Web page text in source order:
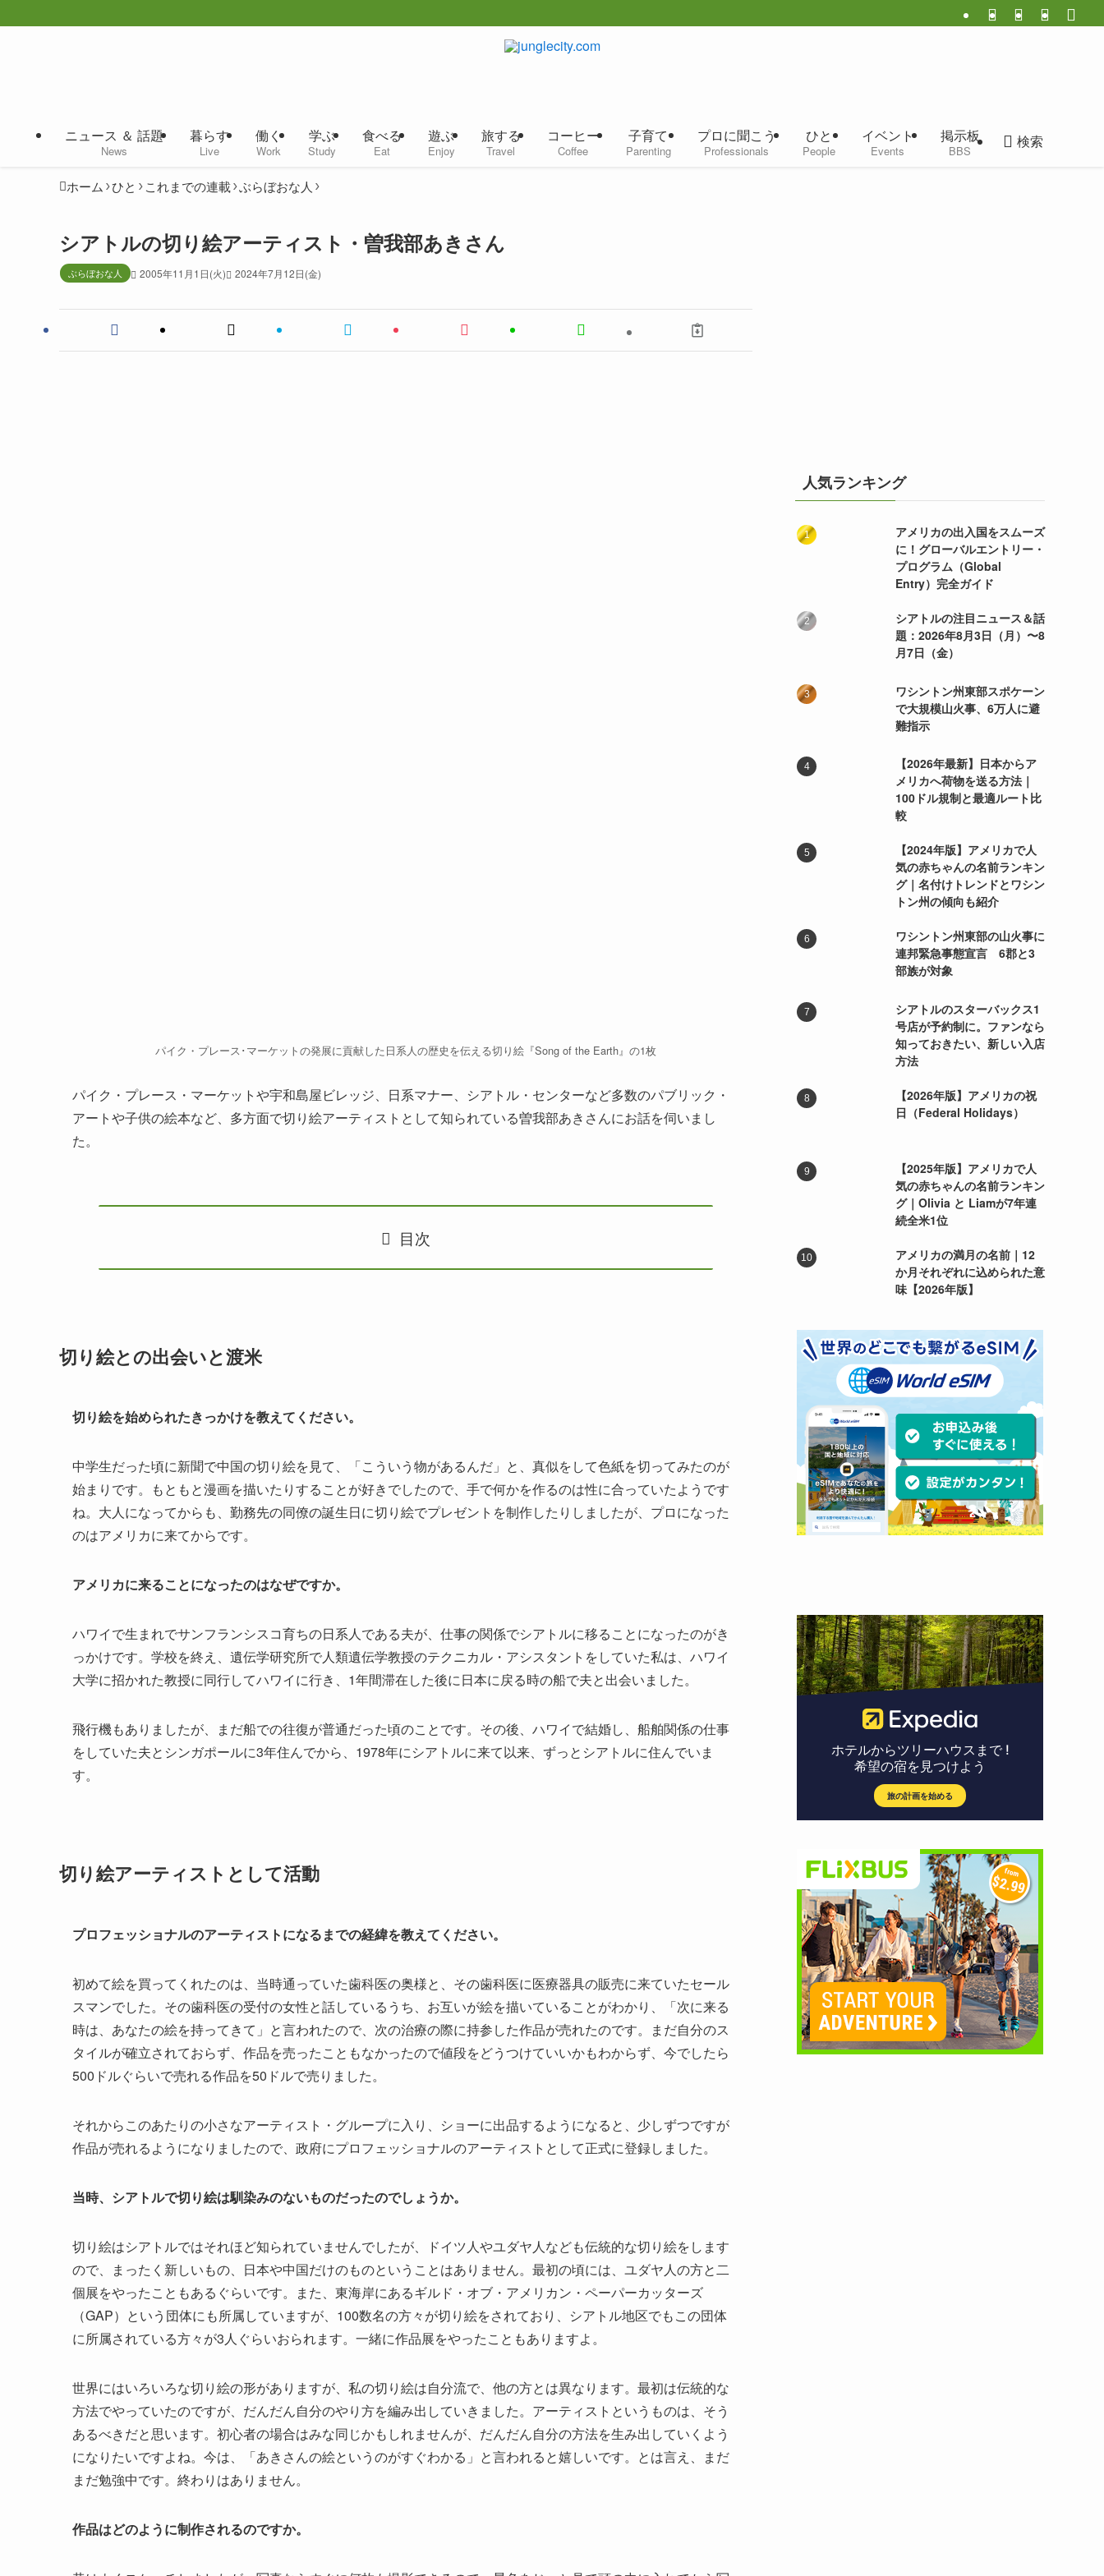
ニュース ＆ 話題
News
暮らす
Live
働く
Work
学ぶ
Study
食べる
Eat
遊ぶ
Enjoy
旅する
Travel
コーヒー
Coffee
子育て
Parenting
プロに聞こう
Professionals
ひと
People
イベント
Events
掲示板
BBS
検索
ホーム ひと これまでの連載 ぶらぼおな人
シアトルの切り絵アーティスト・曽我部あきさん
ぶらぼおな人 2005年11月1日(火) 2024年7月12日(金)
パイク・プレース･マーケットの発展に貢献した日系人の歴史を伝える切り絵『Song of the Earth』の1枚
パイク・プレース・マーケットや宇和島屋ビレッジ、日系マナー、シアトル・センターなど多数のパブリック・
アートや子供の絵本など、多方面で切り絵アーティストとして知られている曽我部あきさんにお話を伺いまし
た。
目次
切り絵との出会いと渡米
切り絵を始められたきっかけを教えてください。
中学生だった頃に新聞で中国の切り絵を見て、「こういう物があるんだ」と、真似をして色紙を切ってみたのが
始まりです。もともと漫画を描いたりすることが好きでしたので、手で何かを作るのは性に合っていたようです
ね。大人になってからも、勤務先の同僚の誕生日に切り絵でプレゼントを制作したりしましたが、プロになった
のはアメリカに来てからです。
アメリカに来ることになったのはなぜですか。
ハワイで生まれでサンフランシスコ育ちの日系人である夫が、仕事の関係でシアトルに移ることになったのがき
っかけです。学校を終え、遺伝学研究所で人類遺伝学教授のテクニカル・アシスタントをしていた私は、ハワイ
大学に招かれた教授に同行してハワイに行き、1年間滞在した後に日本に戻る時の船で夫と出会いました。
飛行機もありましたが、まだ船での往復が普通だった頃のことです。その後、ハワイで結婚し、船舶関係の仕事
をしていた夫とシンガポールに3年住んでから、1978年にシアトルに来て以来、ずっとシアトルに住んでいま
す。
切り絵アーティストとして活動
プロフェッショナルのアーティストになるまでの経緯を教えてください。
初めて絵を買ってくれたのは、当時通っていた歯科医の奥様と、その歯科医に医療器具の販売に来ていたセール
スマンでした。その歯科医の受付の女性と話しているうち、お互いが絵を描いていることがわかり、「次に来る
時は、あなたの絵を持ってきて」と言われたので、次の治療の際に持参した作品が売れたのです。まだ自分のス
タイルが確立されておらず、作品を売ったこともなかったので値段をどうつけていいかもわからず、今でしたら
500ドルぐらいで売れる作品を50ドルで売りました。
それからこのあたりの小さなアーティスト・グループに入り、ショーに出品するようになると、少しずつですが
作品が売れるようになりましたので、政府にプロフェッショナルのアーティストとして正式に登録しました。
当時、シアトルで切り絵は馴染みのないものだったのでしょうか。
切り絵はシアトルではそれほど知られていませんでしたが、ドイツ人やユダヤ人なども伝統的な切り絵をします
ので、まったく新しいもの、日本や中国だけのものということはありません。最初の頃には、ユダヤ人の方と二
個展をやったこともあるぐらいです。また、東海岸にあるギルド・オブ・アメリカン・ペーパーカッターズ
（GAP）という団体にも所属していますが、100数名の方々が切り絵をされており、シアトル地区でもこの団体
に所属されている方々が3人ぐらいおられます。一緒に作品展をやったこともありますよ。
世界にはいろいろな切り絵の形がありますが、私の切り絵は自分流で、他の方とは異なります。最初は伝統的な
方法でやっていたのですが、だんだん自分のやり方を編み出していきました。アーティストというものは、そう
あるべきだと思います。初心者の場合はみな同じかもしれませんが、だんだん自分の方法を生み出していくよう
になりたいですよね。今は、「あきさんの絵というのがすぐわかる」と言われると嬉しいです。とは言え、まだ
まだ勉強中です。終わりはありません。
作品はどのように制作されるのですか。
人気ランキング
アメリカの出入国をスムーズ
に！グローバルエントリー・
プログラム（Global
Entry）完全ガイド
シアトルの注目ニュース＆話
題：2026年8月3日（月）〜8
月7日（金）
ワシントン州東部スポケーン
で大規模山火事、6万人に避
難指示
【2026年最新】日本からア
メリカへ荷物を送る方法｜
100ドル規制と最適ルート比
較
【2024年版】アメリカで人
気の赤ちゃんの名前ランキン
グ｜名付けトレンドとワシン
トン州の傾向も紹介
ワシントン州東部の山火事に
連邦緊急事態宣言 6郡と3
部族が対象
シアトルのスターバックス1
号店が予約制に。ファンなら
知っておきたい、新しい入店
方法
【2026年版】アメリカの祝
日（Federal Holidays）
【2025年版】アメリカで人
気の赤ちゃんの名前ランキン
グ｜Olivia と Liamが7年連
続全米1位
アメリカの満月の名前｜12
か月それぞれに込められた意
味【2026年版】